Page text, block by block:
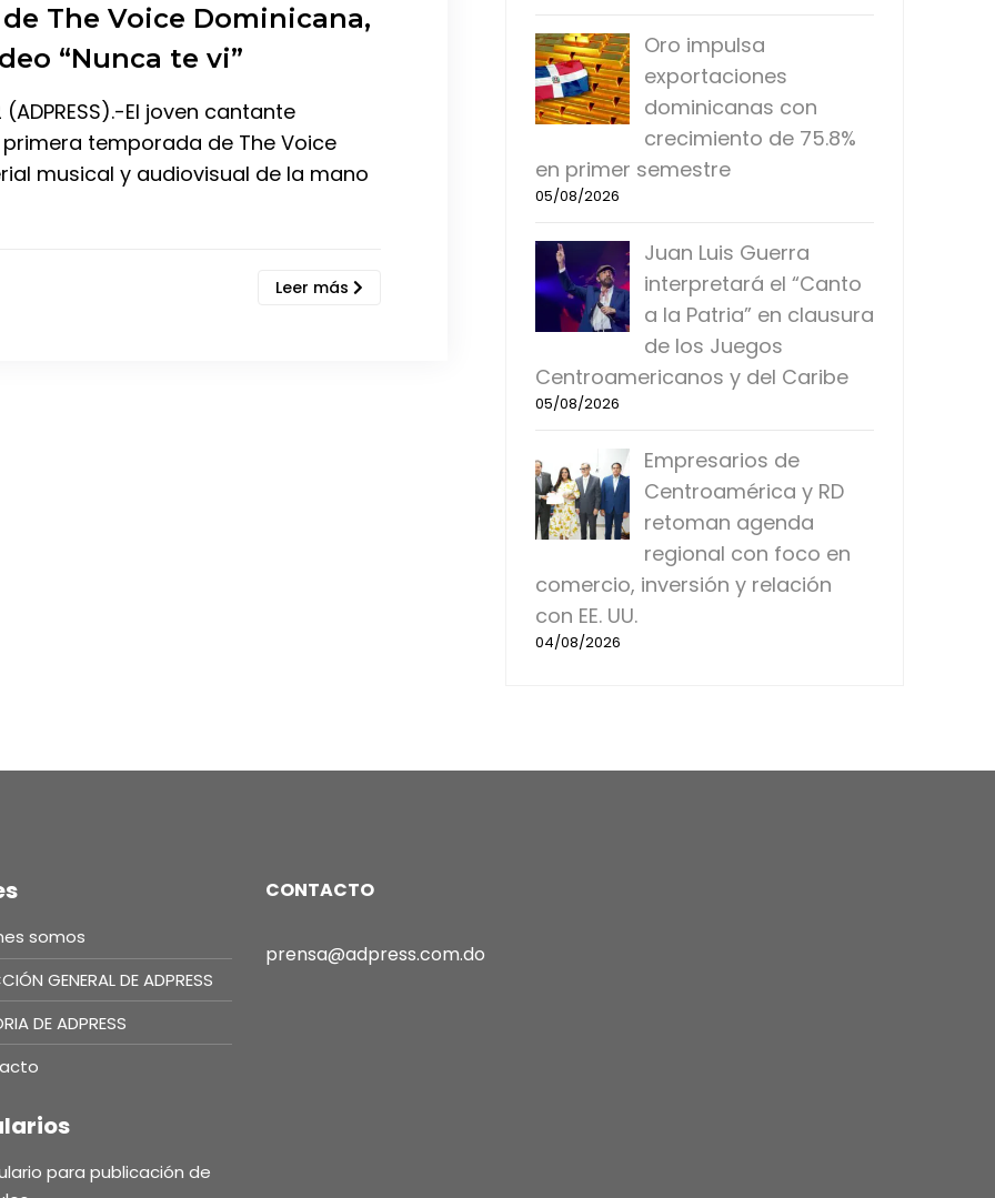
The Voice Dominicana,
“Nunca te vi”
El joven cantante
temporada de The Voice
musical y audiovisual de la mano
Leer más
Oro impulsa
exportaciones
dominicanas con
crecimiento de 75.8%
en primer semestre
05/08/2026
Juan Luis Guerra
interpretará el “Canto
a la Patria” en clausura
de los Juegos
Centroamericanos y del Caribe
05/08/2026
Empresarios de
Centroamérica y RD
retoman agenda
regional con foco en
comercio, inversión y relación
con EE. UU.
04/08/2026
somos
GENERAL DE ADPRESS
DE ADPRESS
para publicación de
CONTACTO
prensa@adpress.com.do